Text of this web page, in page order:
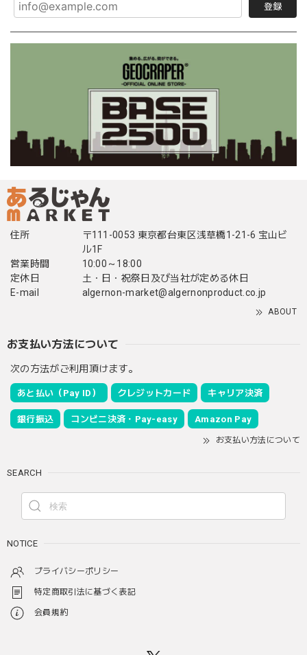
登録
住所
〒111-0053 東京都台東区浅草橋1-21-6 宝山ビ
ル1F
営業時間
10:00～18:00
定休日
土・日・祝祭日及び当社が定める休日
E-mail
algernon-market@algernonproduct.co.jp
ABOUT
お支払い方法について
次の方法がご利用頂けます。
あと払い（Pay ID） クレジットカード キャリア決済
銀行振込 コンビニ決済・Pay-easy Amazon Pay
お支払い方法について
SEARCH
NOTICE
プライバシーポリシー
特定商取引法に基づく表記
会員規約